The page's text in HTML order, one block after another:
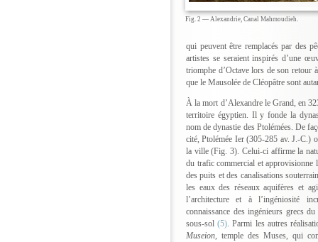
Fig. 2 — Alexandrie, Canal Mahmoudieh.
qui peuvent être remplacés par des
artistes se seraient inspirés d’une
triomphe d’Octave lors de son retour
que le Mausolée de Cléopâtre sont
À la mort d’Alexandre le Grand, en
territoire égyptien. Il y fonde la
nom de dynastie des Ptolémées. De
cité, Ptolémée Ier (305-285 av. J.-C.)
la ville (Fig. 3). Celui-ci affirme la
du trafic commercial et approvisionne
des puits et des canalisations
les eaux des réseaux aquifères et
l’architecture et à l’ingéniosité
connaissance des ingénieurs grecs
sous-sol (5). Parmi les autres
Museion, temple des Muses, qui